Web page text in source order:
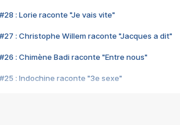
#28 : Lorie raconte "Je vais vite"
#27 : Christophe Willem raconte "Jacques a dit"
#26 : Chimène Badi raconte "Entre nous"
#25 : Indochine raconte "3e sexe"